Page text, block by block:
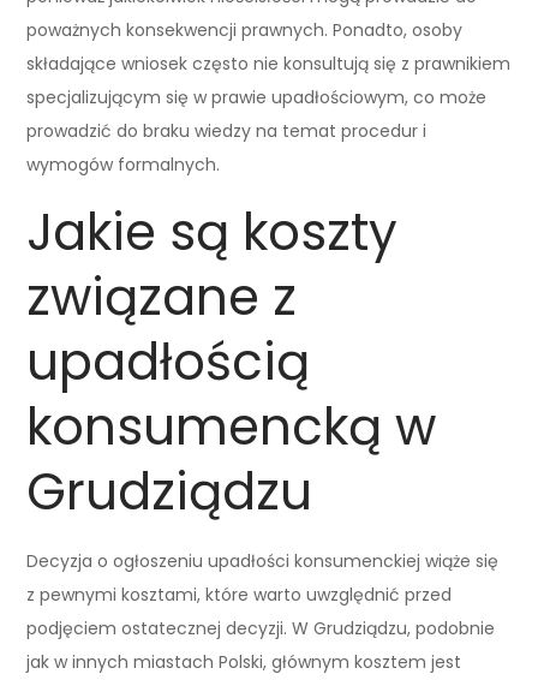
poważnych konsekwencji prawnych. Ponadto, osoby
składające wniosek często nie konsultują się z prawnikiem
specjalizującym się w prawie upadłościowym, co może
prowadzić do braku wiedzy na temat procedur i
wymogów formalnych.
Jakie są koszty
związane z
upadłością
konsumencką w
Grudziądzu
Decyzja o ogłoszeniu upadłości konsumenckiej wiąże się
z pewnymi kosztami, które warto uwzględnić przed
podjęciem ostatecznej decyzji. W Grudziądzu, podobnie
jak w innych miastach Polski, głównym kosztem jest